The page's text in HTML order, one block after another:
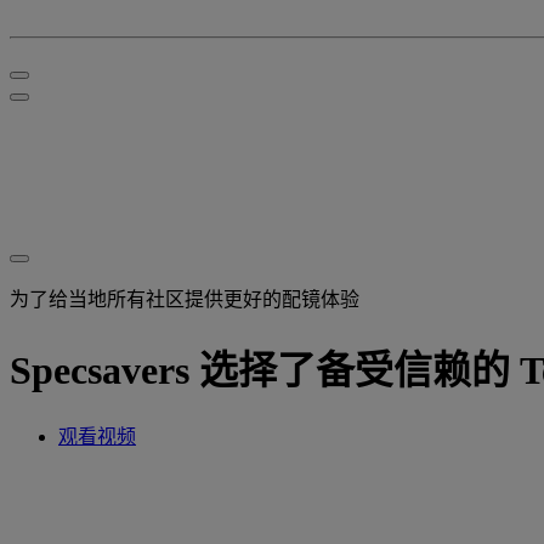
为了给当地所有社区提供更好的配镜体验
Specsavers 选择了备受信赖的
观看视频